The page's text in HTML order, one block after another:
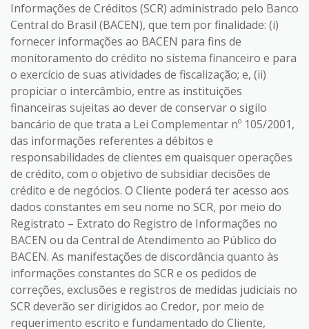
Informações de Créditos (SCR) administrado pelo Banco
Central do Brasil (BACEN), que tem por finalidade: (i)
fornecer informações ao BACEN para fins de
monitoramento do crédito no sistema financeiro e para
o exercício de suas atividades de fiscalização; e, (ii)
propiciar o intercâmbio, entre as instituições
financeiras sujeitas ao dever de conservar o sigilo
bancário de que trata a Lei Complementar nº 105/2001,
das informações referentes a débitos e
responsabilidades de clientes em quaisquer operações
de crédito, com o objetivo de subsidiar decisões de
crédito e de negócios. O Cliente poderá ter acesso aos
dados constantes em seu nome no SCR, por meio do
Registrato – Extrato do Registro de Informações no
BACEN ou da Central de Atendimento ao Público do
BACEN. As manifestações de discordância quanto às
informações constantes do SCR e os pedidos de
correções, exclusões e registros de medidas judiciais no
SCR deverão ser dirigidos ao Credor, por meio de
requerimento escrito e fundamentado do Cliente,